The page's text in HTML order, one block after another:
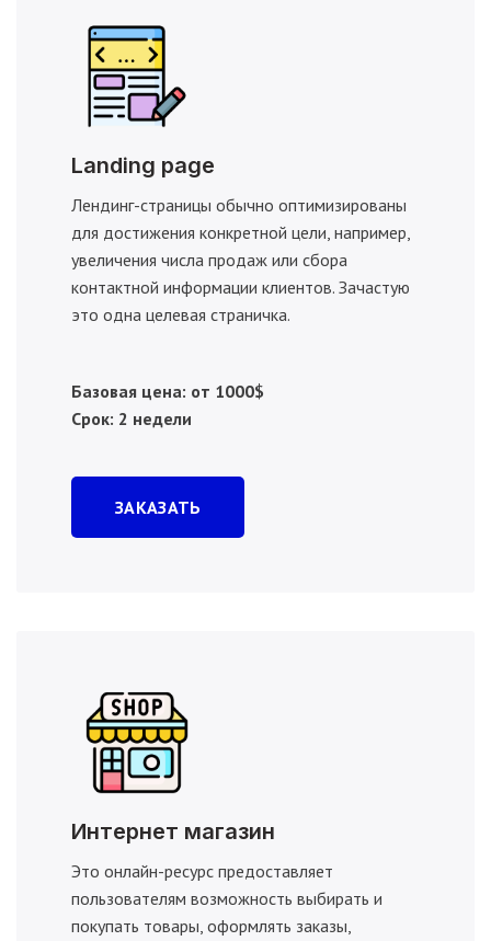
Landing page
Лендинг-страницы обычно оптимизированы
для достижения конкретной цели, например,
увеличения числа продаж или сбора
контактной информации клиентов. Зачастую
это одна целевая страничка.
Базовая цена: от 1000$
Срок: 2 недели
ЗАКАЗАТЬ
Интернет магазин
Это онлайн-ресурс предоставляет
пользователям возможность выбирать и
покупать товары, оформлять заказы,